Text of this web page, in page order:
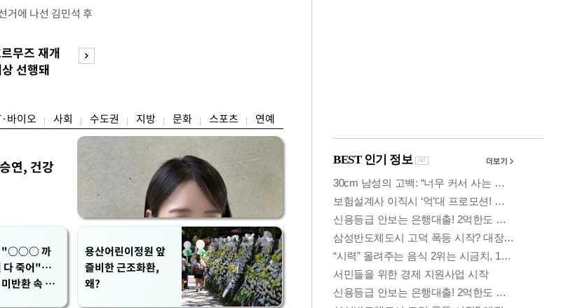
거에 나선 김민석 후
'누적 1위'를 탈환했
졌던 충청권과 부산
은 김 후보는 이날
앞서가게 됐다. 다
무즈 재개
선행돼
바이오 사회 수도권 지방 문화 스포츠 연예
연, 건강
"○○○ 까
다 죽어"…
반환 속 녹
용산어린이정원 앞
즐비한 근조화환,
왜?